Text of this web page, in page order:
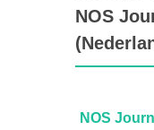
NOS
Journaal